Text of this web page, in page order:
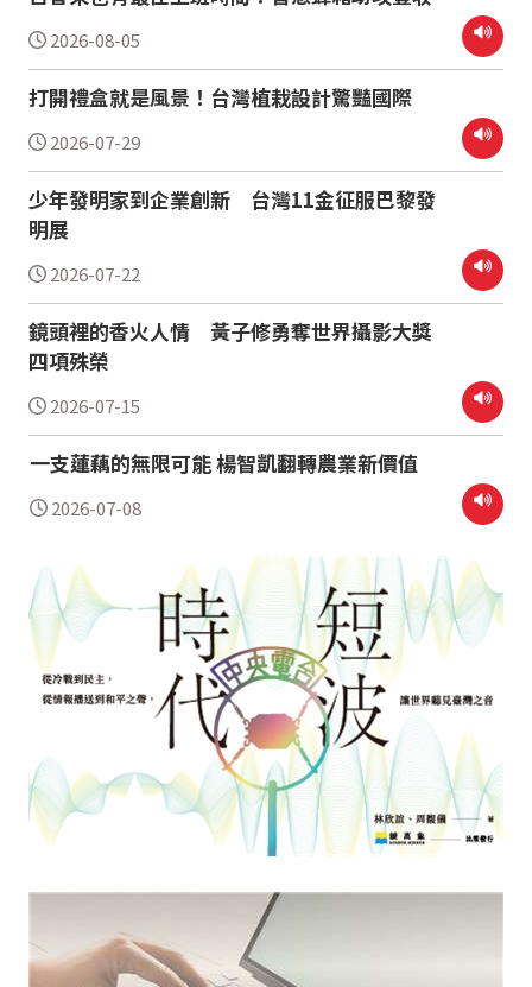
2026-08-05
打開禮盒就是風景！台灣植栽設計驚豔國際
2026-07-29
少年發明家到企業創新 台灣11金征服巴黎發
明展
2026-07-22
鏡頭裡的香火人情 黃子修勇奪世界攝影大獎
四項殊榮
2026-07-15
一支蓮藕的無限可能 楊智凱翻轉農業新價值
2026-07-08